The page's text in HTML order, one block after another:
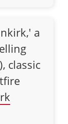
a
classic